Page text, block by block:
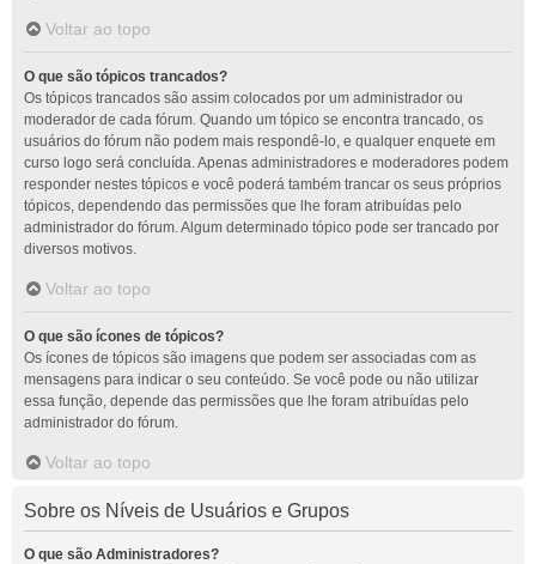
Voltar ao topo
O que são tópicos trancados?
Os tópicos trancados são assim colocados por um administrador ou
moderador de cada fórum. Quando um tópico se encontra trancado, os
usuários do fórum não podem mais respondê-lo, e qualquer enquete em
curso logo será concluída. Apenas administradores e moderadores podem
responder nestes tópicos e você poderá também trancar os seus próprios
tópicos, dependendo das permissões que lhe foram atribuídas pelo
administrador do fórum. Algum determinado tópico pode ser trancado por
diversos motivos.
Voltar ao topo
O que são ícones de tópicos?
Os ícones de tópicos são imagens que podem ser associadas com as
mensagens para indicar o seu conteúdo. Se você pode ou não utilizar
essa função, depende das permissões que lhe foram atribuídas pelo
administrador do fórum.
Voltar ao topo
Sobre os Níveis de Usuários e Grupos
O que são Administradores?